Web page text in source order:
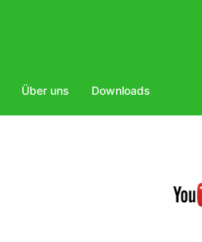
Über uns Downloads